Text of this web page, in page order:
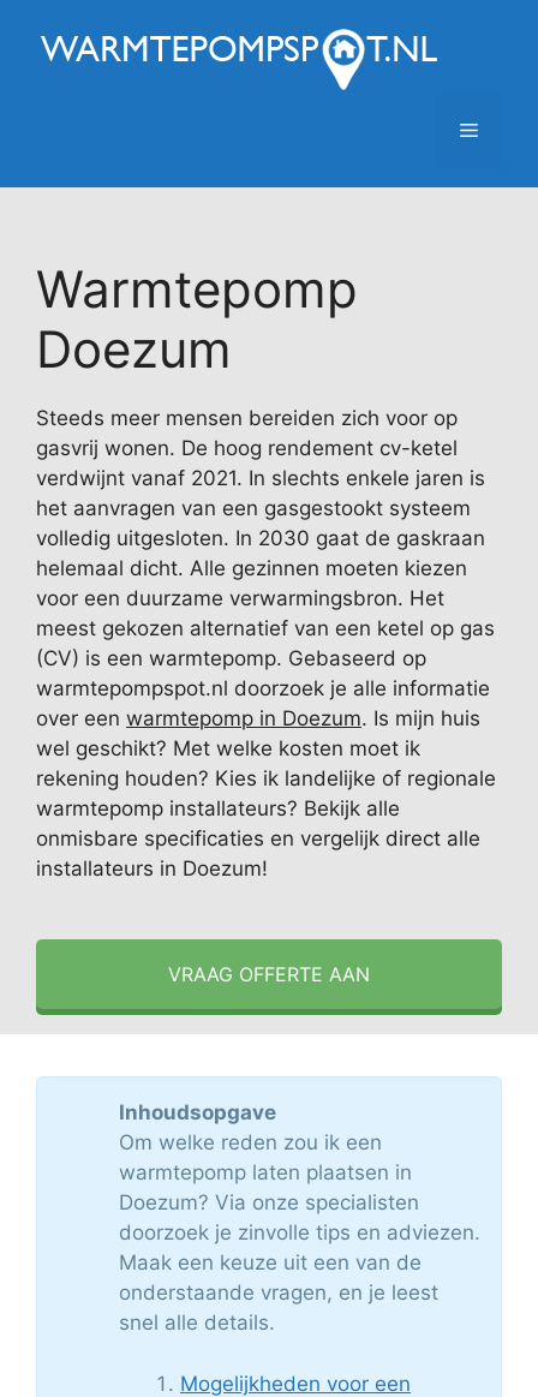
naar
Menu
Warmtepomp
Doezum
Steeds meer mensen bereiden zich voor op
gasvrij wonen. De hoog rendement cv-ketel
verdwijnt vanaf 2021. In slechts enkele jaren is
het aanvragen van een gasgestookt systeem
volledig uitgesloten. In 2030 gaat de gaskraan
helemaal dicht. Alle gezinnen moeten kiezen
voor een duurzame verwarmingsbron. Het
meest gekozen alternatief van een ketel op gas
(CV) is een warmtepomp. Gebaseerd op
warmtepompspot.nl doorzoek je alle informatie
over een warmtepomp in Doezum. Is mijn huis
wel geschikt? Met welke kosten moet ik
rekening houden? Kies ik landelijke of regionale
warmtepomp installateurs? Bekijk alle
onmisbare specificaties en vergelijk direct alle
installateurs in Doezum!
VRAAG OFFERTE AAN
Inhoudsopgave
Om welke reden zou ik een
warmtepomp laten plaatsen in
Doezum? Via onze specialisten
doorzoek je zinvolle tips en adviezen.
Maak een keuze uit een van de
onderstaande vragen, en je leest
snel alle details.
Mogelijkheden voor een